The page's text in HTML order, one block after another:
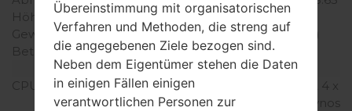
Höhe)
x 2.78 Zoll)
Gewicht
138 gramm (4.87 unzen)
Betriebssystem
Android Nougat 7.0
Ausrüstung
CPU
4 x 2.1Ghz Cortex -A57 & 4 x
1.5Ghz Cortex -A53, E x ynos
Übereinstimmung mit organisatorischen
Verfahren und Methoden, die streng auf
die angegebenen Ziele bezogen sind.
Neben dem Eigentümer stehen die Daten
in einigen Fällen einigen
verantwortlichen Personen zur